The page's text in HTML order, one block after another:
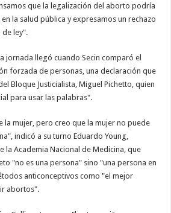
que la legalización del aborto podría
la salud pública y expresamos un rechazo
de ley".
jornada llegó cuando Secin comparó el
forzada de personas, una declaración que
Bloque Justicialista, Miguel Pichetto, quien
para usar las palabras".
la mujer, pero creo que la mujer no puede
indicó a su turno Eduardo Young,
la Academia Nacional de Medicina, que
"no es una persona" sino "una persona en
anticonceptivos como "el mejor
abortos".